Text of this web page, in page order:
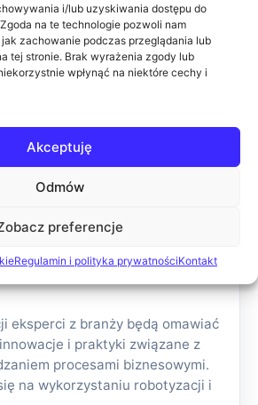
i/lub uzyskiwania dostępu do
na te technologie pozwoli nam
zachowanie podczas przeglądania lub
tej stronie. Brak wyrażenia zgody lub
wpłynąć na niektóre cechy i
Akceptuję
Odmów
preferencje
Regulamin i polityka prywatnościKontakt
02.2026
przedstawienie najnowszych
informatyzacji zakładów opieki
wydarzenia wiodące firmy IT
które pomogą uspra
podsumowanie →
eksperci z branży będą omawiać
i praktyki związane z
procesami biznesowymi.
na wykorzystaniu robotyzacji i